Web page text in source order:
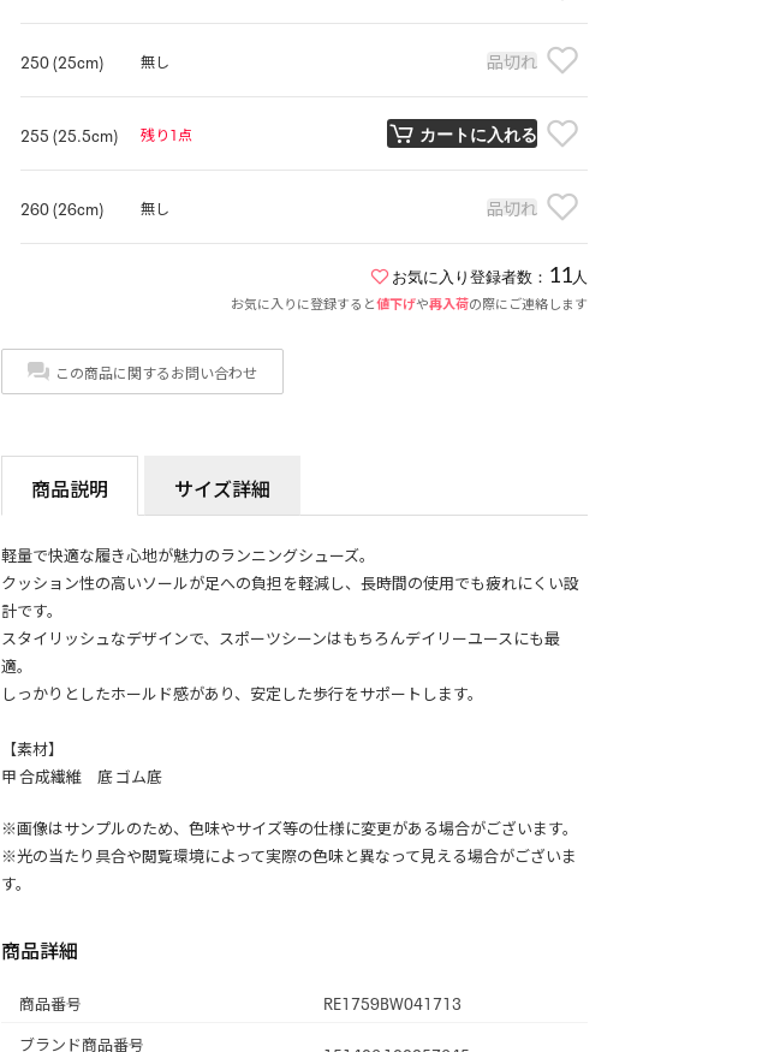
250 (25cm) 無し 品切れ
255 (25.5cm) 残り1点 カートに入れる
260 (26cm) 無し 品切れ
お気に入り登録者数： 11 人
お気に入りに登録すると値下げや再入荷の際にご連絡します
この商品に関するお問い合わせ
商品説明 サイズ詳細
軽量で快適な履き心地が魅力のランニングシューズ。
クッション性の高いソールが足への負担を軽減し、長時間の使用でも疲れにくい設
計です。
スタイリッシュなデザインで、スポーツシーンはもちろんデイリーユースにも最
適。
しっかりとしたホールド感があり、安定した歩行をサポートします。
【素材】
甲 合成繊維 底 ゴム底
※画像はサンプルのため、色味やサイズ等の仕様に変更がある場合がございます。
※光の当たり具合や閲覧環境によって実際の色味と異なって見える場合がございま
す。
商品詳細
商品番号
RE1759BW041713
ブランド商品番号